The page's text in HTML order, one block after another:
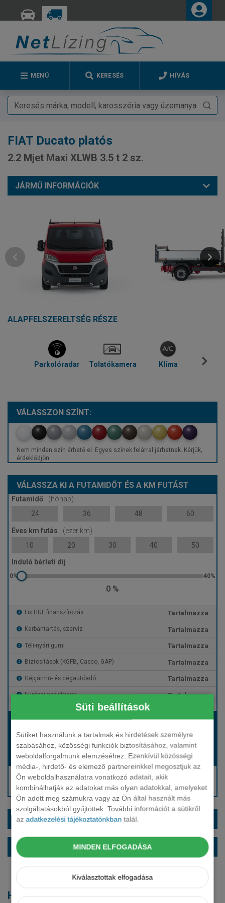
Süti beállítások
Sütiket használunk a tartalmak és hirdetések személyre
szabásához, közösségi funkciók biztosításához, valamint
weboldalforgalmunk elemzéséhez. Ezenkívül közösségi
média-, hirdető- és elemező partnereinkkel megosztjuk az
Ön weboldalhasználatra vonatkozó adatait, akik
kombinálhatják az adatokat más olyan adatokkal, amelyeket
Ön adott meg számukra vagy az Ön által használt más
szolgáltatásokból gyűjtöttek. További információt a sütikről
azadatkezelési tájékoztatónkban talál.
MINDEN ELFOGADÁSA
Kiválasztottak elfogadása
MENÜ KERESÉS HÍVÁS
FIAT Ducato platós
2.2 Mjet Maxi XLWB 3.5 t 2 sz.
JÁRMŰ INFORMÁCIÓK
ALAPFELSZERELTSÉG RÉSZE
Parkolóradar Tolatókamera Klíma
VÁLASSZON SZÍNT:
Nem minden szín érhető el. Egyes színek felárral járhatnak. Kérjük,
érdeklődjön.
VÁLASSZA KI A FUTAMIDŐT ÉS A KM FUTÁST
Futamidő
(hónap)
24
36 48 60
Éves km futás
(ezer km)
10
20 30 40 50
Induló bérleti díj
0 %
Fix HUF finanszírozás Tartalmazza
Karbantartás, szerviz Tartalmazza
Téli-nyári gumi Tartalmazza
Biztosítások (KGFB, Casco, GAP) Tartalmazza
Gépjármű- és cégautóadó Tartalmazza
Európai assistance Tartalmazza
Bérleti díj:
Hívjon bennünket!
Induló bérleti díj: Hívjon bennünket!
Hívjon: +36 1 888 0088
Kérjen visszahívást!
EXTRÁK ÉS SZÍNEK
ALAPFELSZERELTSÉG
Hasonló modellek